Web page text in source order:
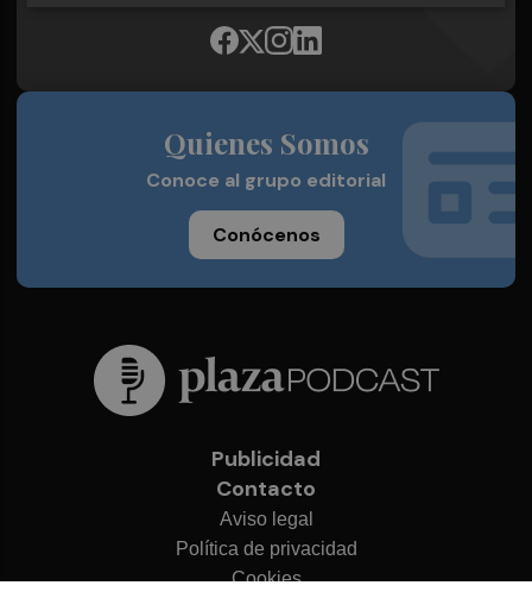
Quienes Somos
Conoce al grupo editorial
Conócenos
Publicidad
Contacto
Aviso legal
Política de privacidad
Cookies